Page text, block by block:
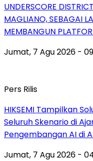
UNDERSCORE
MAGLIANO, SEBAGAI
MEMBANGUN
Jumat, 7 Agu 2026 -
Pers Rilis
HIKSEMI Tampilkan
Seluruh Skenario di
Pengembangan AI di
Jumat, 7 Agu 2026 -